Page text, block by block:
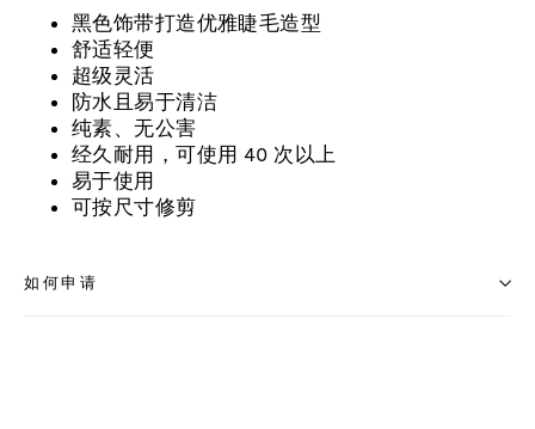
黑色饰带打造优雅睫毛造型
舒适轻便
超级灵活
防水且易于清洁
纯素、无公害
经久耐用，可使用 40 次以上
易于使用
可按尺寸修剪
如何申请